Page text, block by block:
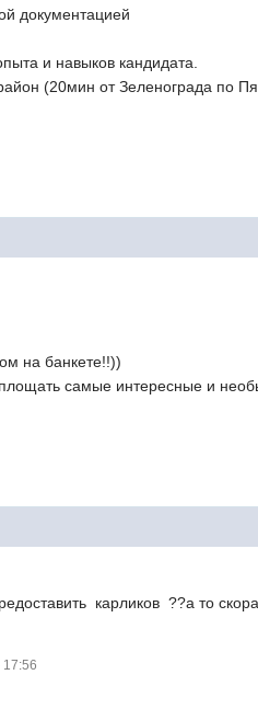
документацией
и навыков кандидата.
(20мин от Зеленограда по
на банкете!!))
самые интересные и
карликов ??а то